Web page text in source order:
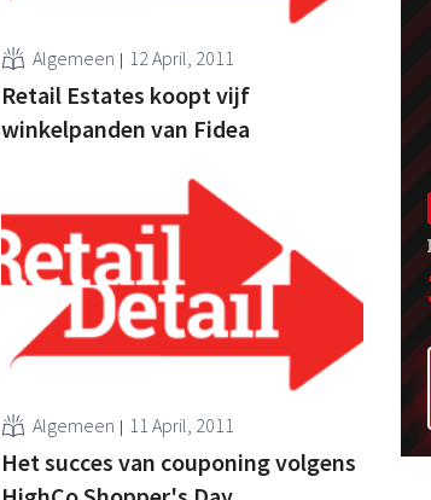
Algemeen 12 April, 2011
Retail Estates koopt vijf
winkelpanden van Fidea
Algemeen 11 April, 2011
Het succes van couponing volgens